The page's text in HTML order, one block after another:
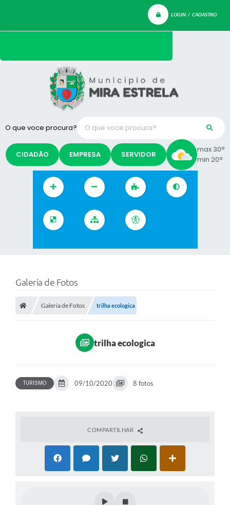
LOGIN / CADASTRO
O que voce procura?
CIDADÃO EMPRESA SERVIDOR
max 30°
min 20°
Galeria de Fotos
Galeria de Fotos trilha ecologica
trilha ecologica
TURISMO 09/10/2020 8 fotos
COMPARTILHAR